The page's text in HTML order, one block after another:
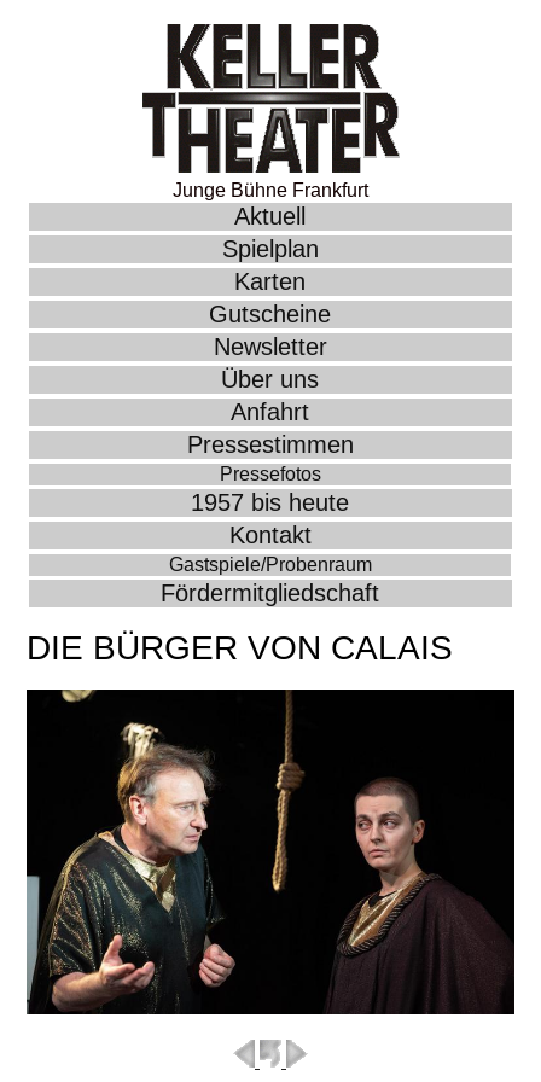
Junge Bühne Frankfurt
Aktuell
Spielplan
Karten
Gutscheine
Newsletter
Über uns
Anfahrt
Pressestimmen
Pressefotos
1957 bis heute
Kontakt
Gastspiele/Probenraum
Fördermitgliedschaft
DIE BÜRGER VON CALAIS